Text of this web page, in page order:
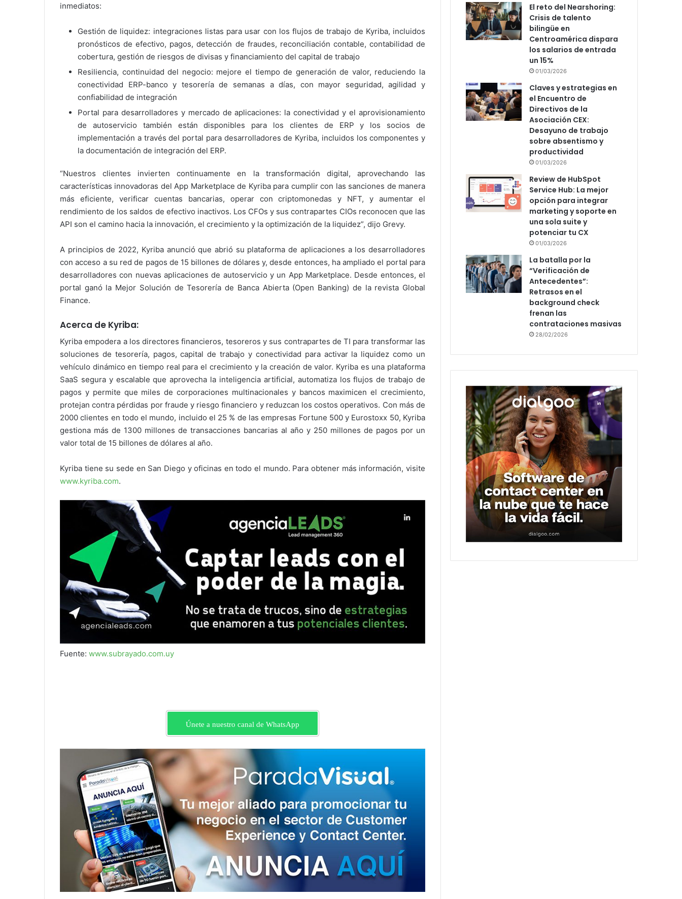
inmediatos:
Gestión de liquidez: integraciones listas para usar con los flujos de trabajo de Kyriba, incluidos
pronósticos de efectivo, pagos, detección de fraudes, reconciliación contable, contabilidad de
cobertura, gestión de riesgos de divisas y financiamiento del capital de trabajo
Resiliencia, continuidad del negocio: mejore el tiempo de generación de valor, reduciendo la
conectividad ERP-banco y tesorería de semanas a días, con mayor seguridad, agilidad y
confiabilidad de integración
Portal para desarrolladores y mercado de aplicaciones: la conectividad y el aprovisionamiento
de autoservicio también están disponibles para los clientes de ERP y los socios de
implementación a través del portal para desarrolladores de Kyriba, incluidos los componentes y
la documentación de integración del ERP.
“Nuestros clientes invierten continuamente en la transformación digital, aprovechando las
características innovadoras del App Marketplace de Kyriba para cumplir con las sanciones de manera
más eficiente, verificar cuentas bancarias, operar con criptomonedas y NFT, y aumentar el
rendimiento de los saldos de efectivo inactivos. Los CFOs y sus contrapartes CIOs reconocen que las
API son el camino hacia la innovación, el crecimiento y la optimización de la liquidez”, dijo Grevy.
A principios de 2022, Kyriba anunció que abrió su plataforma de aplicaciones a los desarrolladores
con acceso a su red de pagos de 15 billones de dólares y, desde entonces, ha ampliado el portal para
desarrolladores con nuevas aplicaciones de autoservicio y un App Marketplace. Desde entonces, el
portal ganó la Mejor Solución de Tesorería de Banca Abierta (Open Banking) de la revista Global
Finance.
Acerca de Kyriba:
Kyriba empodera a los directores financieros, tesoreros y sus contrapartes de TI para transformar las
soluciones de tesorería, pagos, capital de trabajo y conectividad para activar la liquidez como un
vehículo dinámico en tiempo real para el crecimiento y la creación de valor. Kyriba es una plataforma
SaaS segura y escalable que aprovecha la inteligencia artificial, automatiza los flujos de trabajo de
pagos y permite que miles de corporaciones multinacionales y bancos maximicen el crecimiento,
protejan contra pérdidas por fraude y riesgo financiero y reduzcan los costos operativos. Con más de
2000 clientes en todo el mundo, incluido el 25 % de las empresas Fortune 500 y Eurostoxx 50, Kyriba
gestiona más de 1300 millones de transacciones bancarias al año y 250 millones de pagos por un
valor total de 15 billones de dólares al año.
Kyriba tiene su sede en San Diego y oficinas en todo el mundo. Para obtener más información, visite
www.kyriba.com.
Fuente: www.subrayado.com.uy
Únete a nuestro canal de WhatsApp
El reto del Nearshoring:
Crisis de talento
bilingüe en
Centroamérica dispara
los salarios de entrada
un 15%
01/03/2026
Claves y estrategias en
el Encuentro de
Directivos de la
Asociación CEX:
Desayuno de trabajo
sobre absentismo y
productividad
01/03/2026
Review de HubSpot
Service Hub: La mejor
opción para integrar
marketing y soporte en
una sola suite y
potenciar tu CX
01/03/2026
La batalla por la
“Verificación de
Antecedentes”:
Retrasos en el
background check
frenan las
contrataciones masivas
28/02/2026